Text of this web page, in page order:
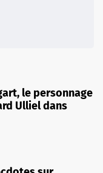
le personnage
Ulliel dans